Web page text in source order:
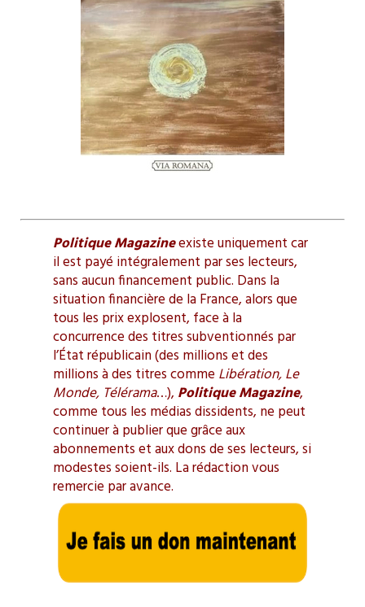
Politique Magazineexiste uniquement car
il est payé intégralement par ses lecteurs,
sans aucun financement public. Dans la
situation financière de la France, alors que
tous les prix explosent, face à la
concurrence des titres subventionnés par
l’État républicain (des millions et des
millions à des titres comme Libération, Le
Monde, Télérama…), Politique Magazine,
comme tous les médias dissidents, ne peut
continuer à publier que grâce aux
abonnements et aux dons de ses lecteurs, si
modestes soient-ils. La rédaction vous
remercie par avance.